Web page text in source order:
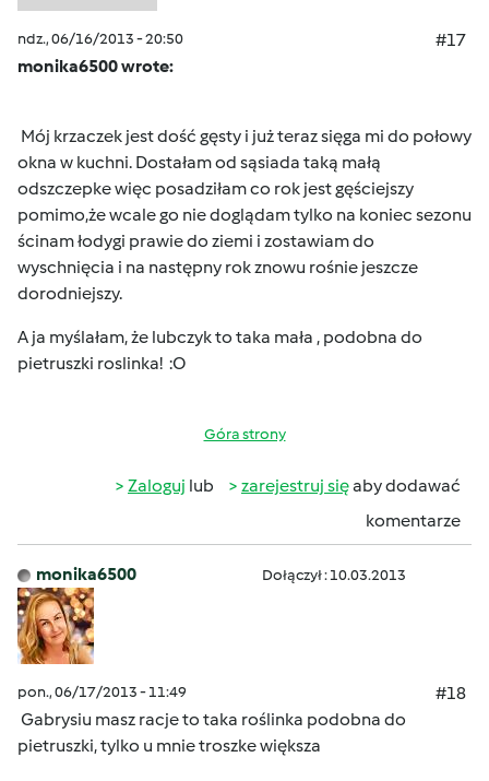
ndz., 06/16/2013 - 20:50
#17
monika6500 wrote:
Mój krzaczek jest dość gęsty i już teraz sięga mi do połowy
okna w kuchni. Dostałam od sąsiada taką małą
odszczepke więc posadziłam co rok jest gęściejszy
pomimo,że wcale go nie doglądam tylko na koniec sezonu
ścinam łodygi prawie do ziemi i zostawiam do
wyschnięcia i na następny rok znowu rośnie jeszcze
dorodniejszy.
A ja myślałam, że lubczyk to taka mała , podobna do
pietruszki roslinka! :O
Góra strony
Zaloguj lub zarejestruj sięaby dodawać
komentarze
monika6500 Dołączył : 10.03.2013
pon., 06/17/2013 - 11:49
#18
Gabrysiu masz racje to taka roślinka podobna do
pietruszki, tylko u mnie troszke większa